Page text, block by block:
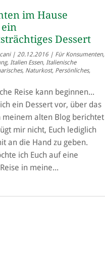
im Hause
ein
Dessert
| 20.12.2016| Für Konsumenten,
, Italien Essen, Italienische
, Naturkost, Persönliches,
Reise kann beginnen...
ein Dessert vor, über das
meinem alten Blog berichtet
mir nicht, Euch lediglich
an die Hand zu geben.
ich Euch auf eine
in meine...